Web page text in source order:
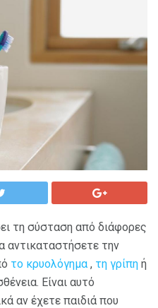
τη σύσταση από διάφορες
αντικαταστήσετε την
το κρυολόγημα , τη γρίπη ή
Είναι αυτό
αν έχετε παιδιά που